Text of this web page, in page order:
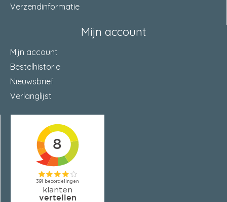
Verzendinformatie
Mijn account
Mijn account
Bestelhistorie
Nieuwsbrief
Verlanglijst